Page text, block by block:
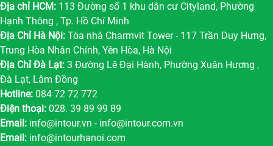
Địa chỉ HCM: 113 Đường số 1 khu dân cư Cityland, Phường
Hạnh Thông , Tp. Hồ Chí Minh
Địa Chỉ Hà Nội: Tòa nhà Charmvit Tower - 117 Trần Duy Hưng,
Trung Hòa Nhân Chính, Yên Hòa, Hà Nội
Địa Chỉ Đà Lạt: 3 Đường Lê Đại Hành, Phường Xuân Hương ,
Đà Lạt, Lâm Đồng
Hotline: 084 72 72 772
Điện thoại: 028. 39 89 99 89
Email: info@intour.vn - info@intour.com.vn
Email: info@intourhanoi.com